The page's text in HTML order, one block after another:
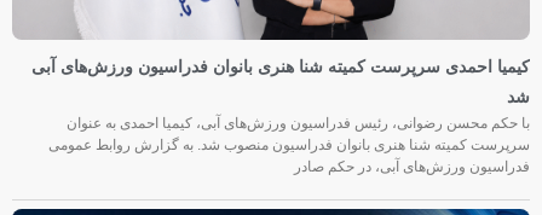
کیمیا احمدی سرپرست کمیته شنا هنری بانوان فدراسیون ورزش‌های آبی
شد
با حکم محسن رضوانی، رئیس فدراسیون ورزش‌های آبی، کیمیا احمدی به عنوان
سرپرست کمیته شنا هنری بانوان فدراسیون منصوب شد. به گزارش روابط عمومی
فدراسیون ورزش‌های آبی، در حکم صادر